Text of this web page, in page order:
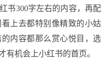
书300字左右的内容，再配
上去都特别像精致的小姑
内容都那么赏心悦目，选
有机会上小红书的首页。